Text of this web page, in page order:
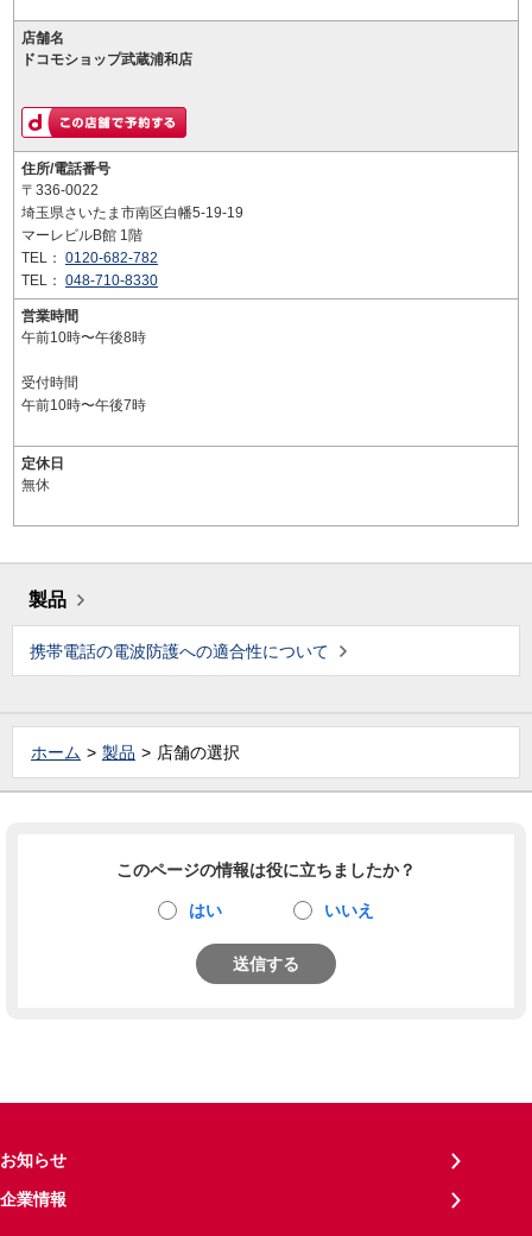
店舗名
ドコモショップ武蔵浦和店
住所/電話番号
〒336-0022
埼玉県さいたま市南区白幡5-19-19
マーレビルB館 1階
TEL： 0120-682-782
TEL： 048-710-8330
営業時間
午前10時〜午後8時
受付時間
午前10時〜午後7時
定休日
無休
製品
携帯電話の電波防護への適合性について
ホーム 製品 店舗の選択
このページの情報は役に立ちましたか？
はい いいえ
送信する
お知らせ
企業情報